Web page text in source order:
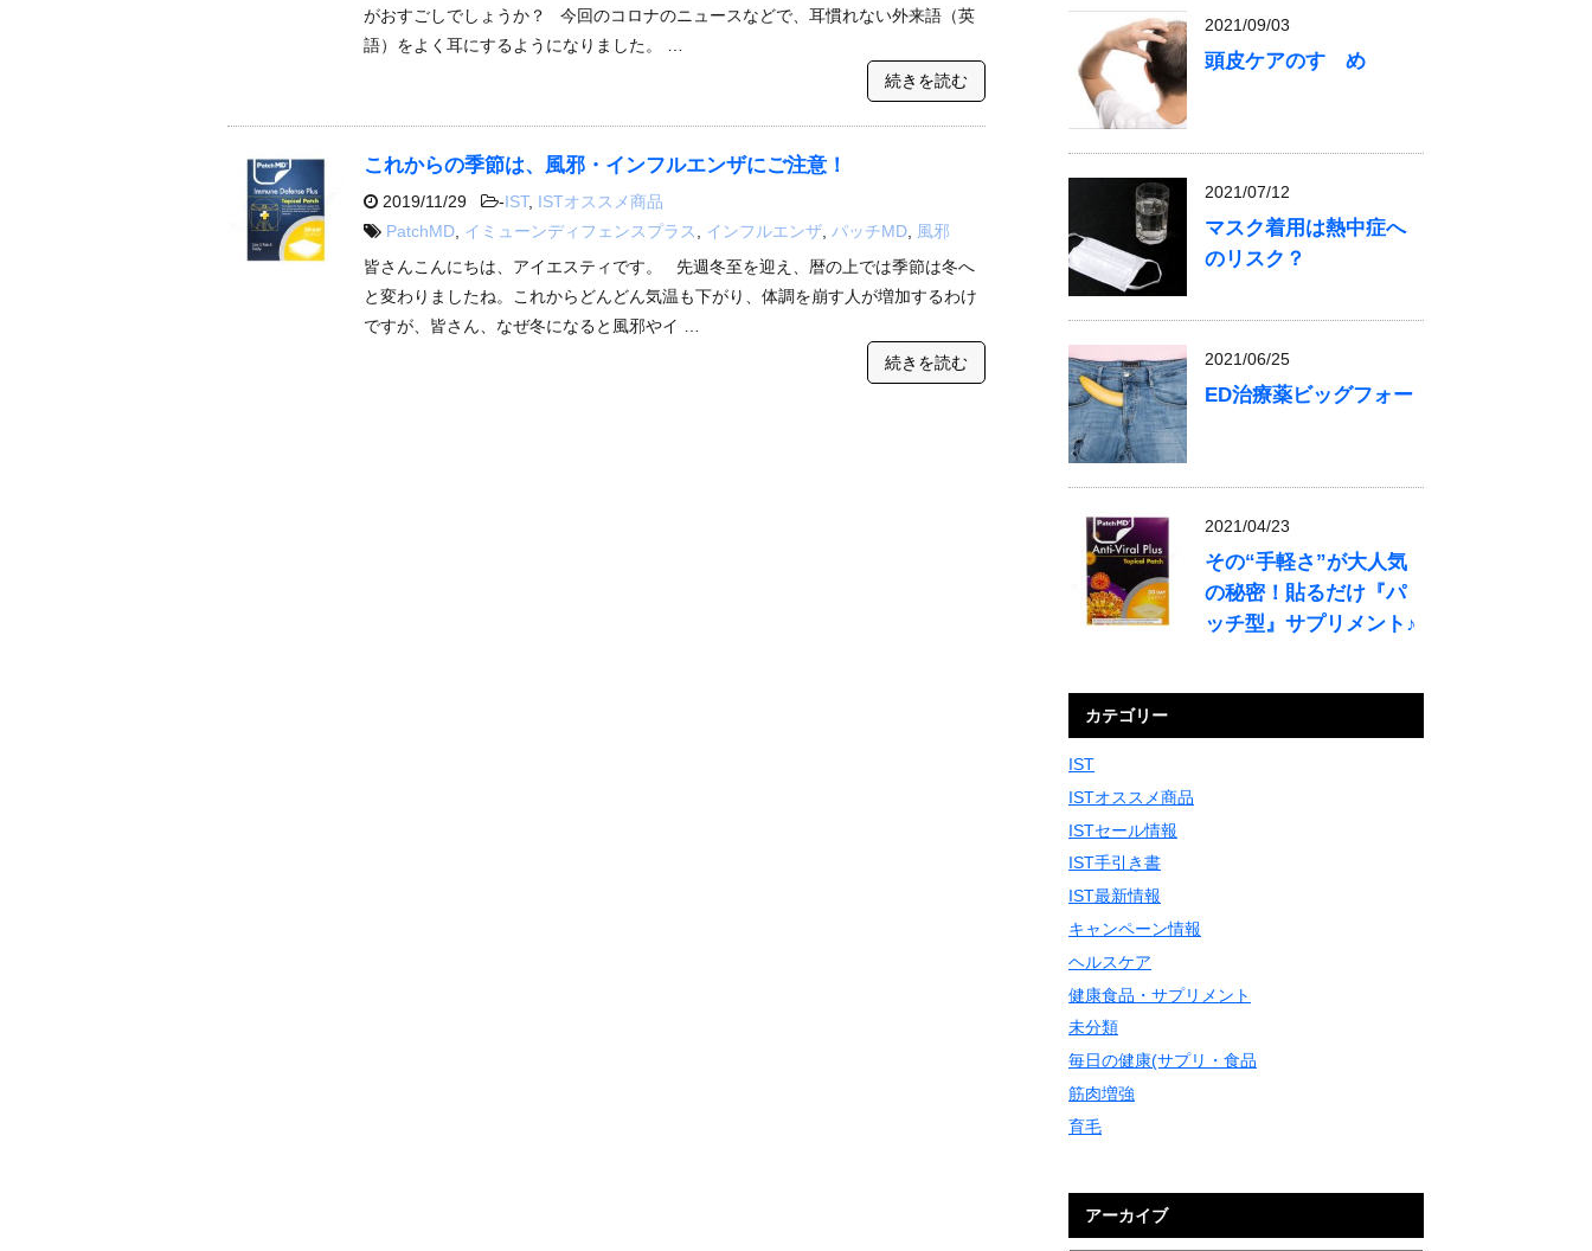
がおすごしでしょうか？ 今回のコロナのニュースなどで、耳慣れない外来語（英
語）をよく耳にするようになりました。 …
続きを読む
これからの季節は、風邪・インフルエンザにご注意！
2019/11/29 -IST, ISTオススメ商品
PatchMD, イミューンディフェンスプラス, インフルエンザ, パッチMD, 風邪
皆さんこんにちは、アイエスティです。 先週冬至を迎え、暦の上では季節は冬へ
と変わりましたね。これからどんどん気温も下がり、体調を崩す人が増加するわけ
ですが、皆さん、なぜ冬になると風邪やイ …
続きを読む
2021/09/03
頭皮ケアのすゝめ
2021/07/12
マスク着用は熱中症へ
のリスク？
2021/06/25
ED治療薬ビッグフォー
2021/04/23
その“手軽さ”が大人気
の秘密！貼るだけ『パ
ッチ型』サプリメント♪
カテゴリー
IST
ISTオススメ商品
ISTセール情報
IST手引き書
IST最新情報
キャンペーン情報
ヘルスケア
健康食品・サプリメント
未分類
毎日の健康(サプリ・食品
筋肉増強
育毛
アーカイブ